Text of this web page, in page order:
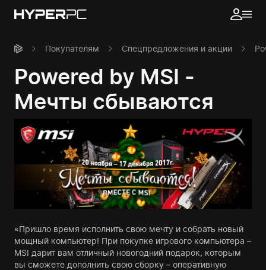
Покупателям Спецпредложения и акции
Powered by MSI -
Мечты сбываются
«Пришло время исполнить свою мечту и собрать новый
мощный компьютер! При покупке игрового компьютера –
MSI дарит вам отличный новогодний подарок, которым
вы сможете дополнить свою сборку – оперативную